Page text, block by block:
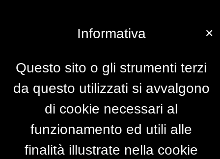
×
Informativa
Questo sito o gli strumenti terzi
da questo utilizzati si avvalgono
di cookie necessari al
funzionamento ed utili alle
finalità illustrate nella cookie